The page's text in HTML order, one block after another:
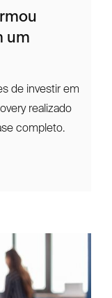
um
de investir em
realizado
completo.